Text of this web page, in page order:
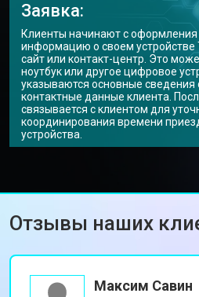
Заявка:
Клиенты начинают с оформления
информацию о своем устройстве
сайт или контакт-центр. Это
ноутбук или другое цифровое
указываются основные сведения
контактные данные клиента.
связывается с клиентом для
координирования времени
устройства.
Отзывы наших
Максим Савин